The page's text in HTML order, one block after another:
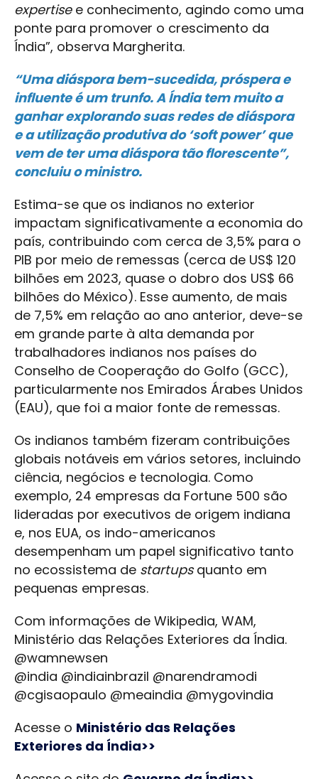
expertise e conhecimento, agindo como uma
ponte para promover o crescimento da
Índia”, observa Margherita.
“Uma diáspora bem-sucedida, próspera e
influente é um trunfo. A Índia tem muito a
ganhar explorando suas redes de diáspora
e a utilização produtiva do ‘soft power’ que
vem de ter uma diáspora tão florescente”,
concluiu o ministro.
Estima-se que os indianos no exterior
impactam significativamente a economia do
país, contribuindo com cerca de 3,5% para o
PIB por meio de remessas (cerca de US$ 120
bilhões em 2023, quase o dobro dos US$ 66
bilhões do México). Esse aumento, de mais
de 7,5% em relação ao ano anterior, deve-se
em grande parte à alta demanda por
trabalhadores indianos nos países do
Conselho de Cooperação do Golfo (GCC),
particularmente nos Emirados Árabes Unidos
(EAU), que foi a maior fonte de remessas.
Os indianos também fizeram contribuições
globais notáveis em vários setores, incluindo
ciência, negócios e tecnologia. Como
exemplo, 24 empresas da Fortune 500 são
lideradas por executivos de origem indiana
e, nos EUA, os indo-americanos
desempenham um papel significativo tanto
no ecossistema de startupsquanto em
pequenas empresas.
Com informações de Wikipedia, WAM,
Ministério das Relações Exteriores da Índia.
@wamnewsen
@india @indiainbrazil @narendramodi
@cgisaopaulo @meaindia @mygovindia
Acesse o Ministério das Relações
Exteriores da Índia>>